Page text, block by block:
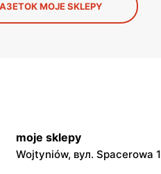
MOJE SKLEPY
moje sklepy
Wojtyniów, вул. Spacerowa 1